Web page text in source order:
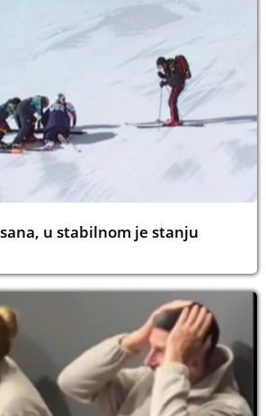
u stabilnom je stanju